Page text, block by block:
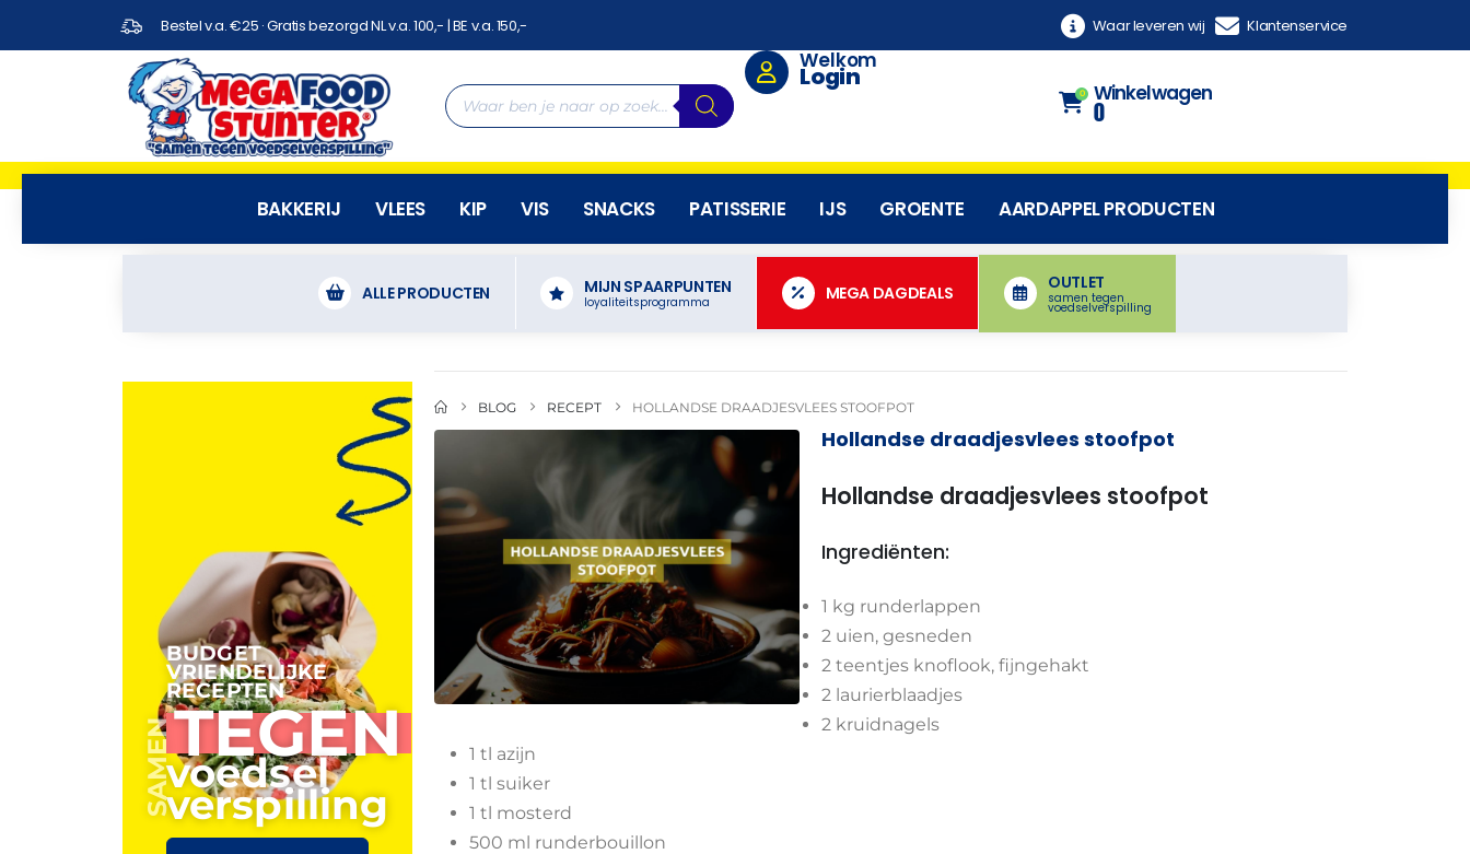
Bestel v.a. €25 · Gratis bezorgd NL v.a. 100,- | BE v.a. 150,- Waar leveren wij Klantenservice
Welkom
Login
0 Winkelwagen
0
BAKKERIJ VLEES KIP VIS SNACKS PATISSERIE IJS GROENTE AARDAPPEL PRODUCTEN
ALLE PRODUCTEN MIJN SPAARPUNTEN
loyaliteitsprogramma MEGA DAGDEALS
OUTLET
samen tegen
voedselverspilling
BLOG RECEPT HOLLANDSE DRAADJESVLEES STOOFPOT
Hollandse draadjesvlees stoofpot
Hollandse draadjesvlees stoofpot
Ingrediënten:
1 kg runderlappen
2 uien, gesneden
2 teentjes knoflook, fijngehakt
2 laurierblaadjes
2 kruidnagels
1 tl azijn
1 tl suiker
1 tl mosterd
500 ml runderbouillon
BUDGET
VRIENDELIJKE
RECEPTEN
SAMENTEGEN
voedsel
verspilling